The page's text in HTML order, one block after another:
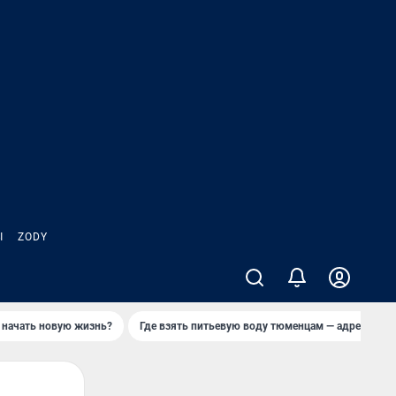
ZODY
начать новую жизнь? Где взять питьевую воду тюменцам — адреса